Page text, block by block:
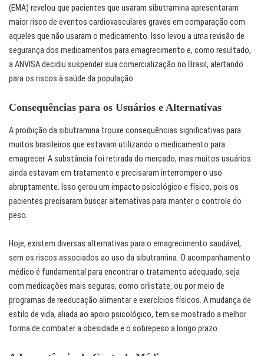
(EMA) revelou que pacientes que usaram sibutramina apresentaram
maior risco de eventos cardiovasculares graves em comparação com
aqueles que não usaram o medicamento. Isso levou a uma revisão de
segurança dos medicamentos para emagrecimento e, como resultado,
a ANVISA decidiu suspender sua comercialização no Brasil, alertando
para os riscos à saúde da população.
Consequências para os Usuários e Alternativas
A proibição da sibutramina trouxe consequências significativas para
muitos brasileiros que estavam utilizando o medicamento para
emagrecer. A substância foi retirada do mercado, mas muitos usuários
ainda estavam em tratamento e precisaram interromper o uso
abruptamente. Isso gerou um impacto psicológico e físico, pois os
pacientes precisaram buscar alternativas para manter o controle do
peso.
Hoje, existem diversas alternativas para o emagrecimento saudável,
sem os riscos associados ao uso da sibutramina. O acompanhamento
médico é fundamental para encontrar o tratamento adequado, seja
com medicações mais seguras, como orlistate, ou por meio de
programas de reeducação alimentar e exercícios físicos. A mudança de
estilo de vida, aliada ao apoio psicológico, tem se mostrado a melhor
forma de combater a obesidade e o sobrepeso a longo prazo.